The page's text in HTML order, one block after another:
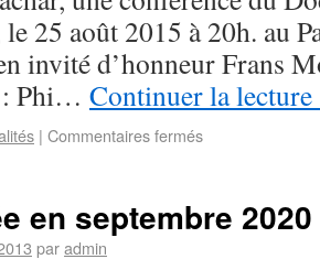
25 août 2015 à 20h. au
invité d’honneur Frans
: Phi… Continuer la lecture
| Commentaires fermés
en septembre 2020
paradmin